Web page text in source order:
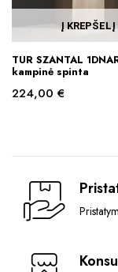
Į KREPŠELĮ
TUR SZANTAL
kampinė spinta
224,00 €